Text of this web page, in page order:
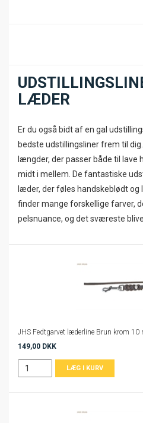
LÆDER
Er du også bidt af en gal
bedste udstillingsliner frem til
længder, der passer både til lave
midt i mellem. De fantastiske
læder, der føles handskeblødt og
finder mange forskellige farver,
pelsnuance, og det sværeste
JHS Fedtgarvet læderline Brun krom
149,00 DKK